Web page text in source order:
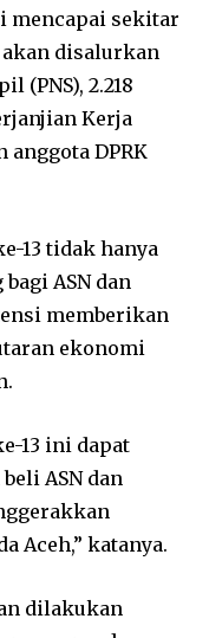
mencapai sekitar
akan disalurkan
(PNS), 2.218
Kerja
anggota DPRK
13 tidak hanya
ASN dan
memberikan
ekonomi
13 ini dapat
ASN dan
Aceh,” katanya.
dilakukan